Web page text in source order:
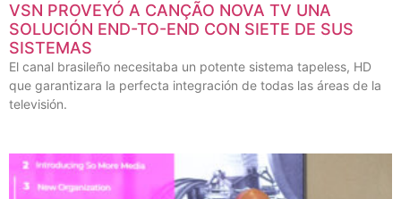
VSN PROVEYÓ A CANÇÃO NOVA TV UNA
SOLUCIÓN END-TO-END CON SIETE DE SUS
SISTEMAS
El canal brasileño necesitaba un potente sistema tapeless, HD
que garantizara la perfecta integración de todas las áreas de la
televisión.